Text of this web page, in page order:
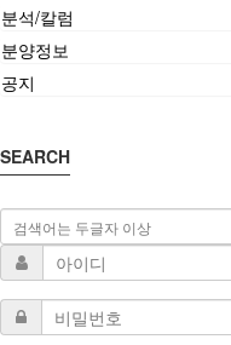
분석/칼럼
분양정보
공지
SEARCH